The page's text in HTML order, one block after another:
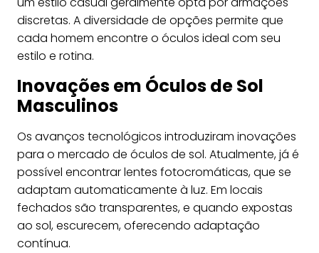
discretas. A diversidade de opções permite que
cada homem encontre o óculos ideal com seu
estilo e rotina.
Inovações em Óculos de Sol
Masculinos
Os avanços tecnológicos introduziram inovações
para o mercado de óculos de sol. Atualmente, já é
possível encontrar lentes fotocromáticas, que se
adaptam automaticamente à luz. Em locais
fechados são transparentes, e quando expostas
ao sol, escurecem, oferecendo adaptação
contínua.